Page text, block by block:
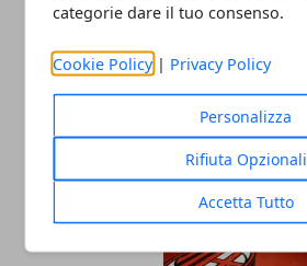
categorie dare il tuo consenso.
Cookie Policy | Privacy Policy
Personalizza
Rifiuta Opzionali
Accetta Tutto
ARTICOLI CORRELATI